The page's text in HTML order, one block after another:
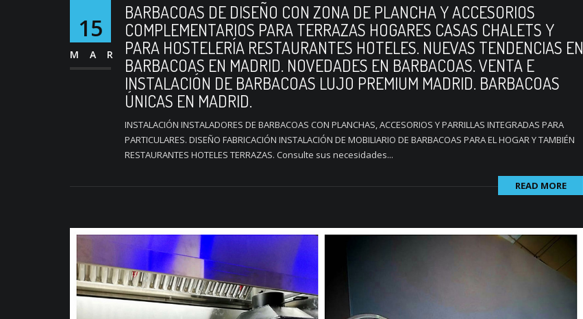
15
MAR
BARBACOAS DE DISEÑO CON ZONA DE PLANCHA Y ACCESORIOS
COMPLEMENTARIOS PARA TERRAZAS HOGARES CASAS CHALETS Y
PARA HOSTELERÍA RESTAURANTES HOTELES. NUEVAS TENDENCIAS EN
BARBACOAS EN MADRID. NOVEDADES EN BARBACOAS. VENTA E
INSTALACIÓN DE BARBACOAS LUJO PREMIUM MADRID. BARBACOAS
ÚNICAS EN MADRID.
INSTALACIÓN INSTALADORES DE BARBACOAS CON PLANCHAS, ACCESORIOS Y PARRILLAS INTEGRADAS PARA
PARTICULARES. DISEÑO FABRICACIÓN INSTALACIÓN DE MOBILIARIO DE BARBACOAS PARA EL HOGAR Y TAMBIÉN
RESTAURANTES HOTELES TERRAZAS. Consulte sus necesidades...
READ MORE